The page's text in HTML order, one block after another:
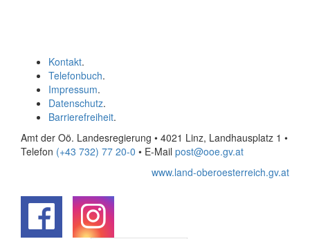
Kontakt.
Telefonbuch.
Impressum.
Datenschutz.
Barrierefreiheit.
Amt der Oö. Landesregierung • 4021 Linz, Landhausplatz 1 •
Telefon (+43 732) 77 20-0 • E-Mail post@ooe.gv.at
www.land-oberoesterreich.gv.at